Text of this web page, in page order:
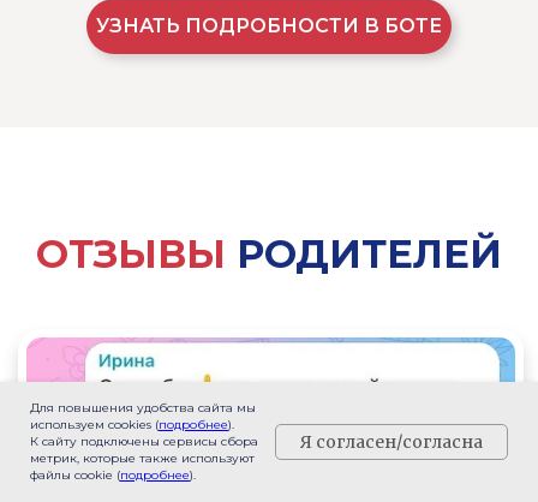
УЗНАТЬ ПОДРОБНОСТИ В БОТЕ
Адрес:
Телефон:
8 (989) 120-57-30
Для повышения удобства сайта мы
используем cookies (подробнее).
К сайту подключены сервисы сбора
метрик, которые также используют
файлы cookie (подробнее).
Я согласен/согласна